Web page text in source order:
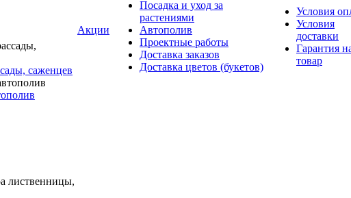
саженцев
Акции
Посадка и уход за
растениями
Автополив
Проектные работы
Доставка заказов
Доставка цветов (букетов)
Условия
Условия
доставки
Гарантия
товар